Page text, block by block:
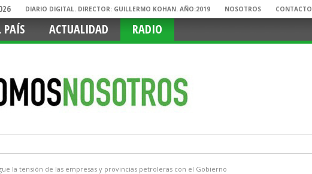
DIARIO DIGITAL. DIRECTOR: GUILLERMO KOHAN. AÑO:2019 NOSOTROS CONTACTO
PAÍS ACTUALIDAD RADIO
la tensión de las empresas y provincias petroleras con el Gobierno